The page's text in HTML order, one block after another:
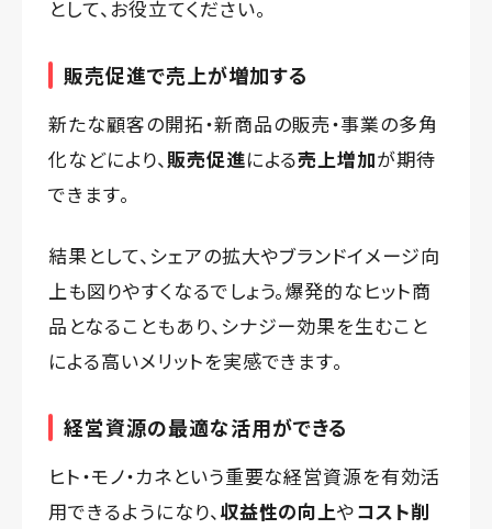
として、お役立てください。
販売促進で売上が増加する
新たな顧客の開拓・新商品の販売・事業の多角
化などにより、販売促進による売上増加が期待
できます。
結果として、シェアの拡大やブランドイメージ向
上も図りやすくなるでしょう。爆発的なヒット商
品となることもあり、シナジー効果を生むこと
による高いメリットを実感できます。
経営資源の最適な活用ができる
ヒト・モノ・カネという重要な経営資源を有効活
用できるようになり、収益性の向上やコスト削